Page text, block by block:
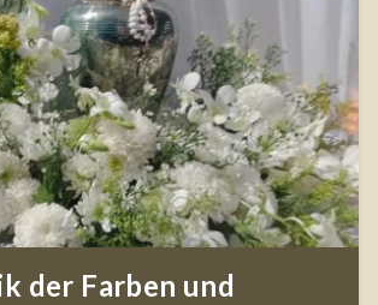
der Farben und